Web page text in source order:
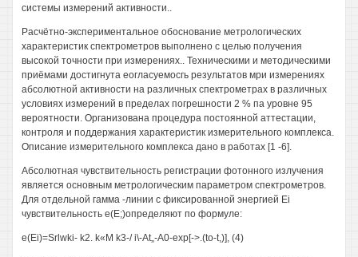
системы измерений активности..
Расчётно-экспериментальное обоснование метрологических
характеристик спектрометров выполнено с целью получения
высокой точности при измерениях.. Техническими и методическими
приёмами достигнута еогласуемосгь результатов мри измерениях
абсолютной активности на различных спектрометрах в различных
условиях измерений в пределах погрешности 2 % па уровне 95
вероятности. Организована процедура постоянной аттестации,
контроля и поддержания характеристик измерительного комплекса.
Описание измерительного комплекса дано в работах [1 -6].
Абсолютная чувствительность регистрации фотонного излучения
является основным метрологическим параметром спектрометров.
Для отдельной гамма -линии с фиксированной энергией Ei
чувствительность е(Е;)определяют по формуле:
e(Ei)=Srlwki- k2. k«M k3-/ i\-At„-A0-exp[->.(to-t,)], (4)